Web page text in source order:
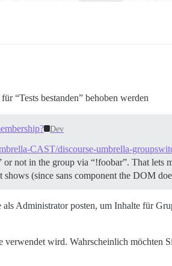
“Tests bestanden” behoben werden
Dev
CAST/discourse-umbrella-
not in the group via “!foobar”. That lets
(since sans component the DOM
Administrator posten, um Inhalte für
wird. Wahrscheinlich möchten